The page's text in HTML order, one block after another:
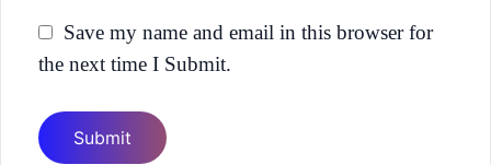
Save my name and email in this browser for
the next time I Submit.